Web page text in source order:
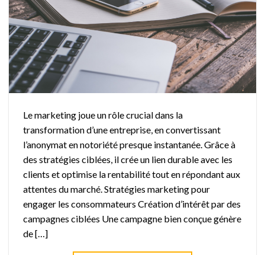
Le marketing joue un rôle crucial dans la
transformation d’une entreprise, en convertissant
l’anonymat en notoriété presque instantanée. Grâce à
des stratégies ciblées, il crée un lien durable avec les
clients et optimise la rentabilité tout en répondant aux
attentes du marché. Stratégies marketing pour
engager les consommateurs Création d’intérêt par des
campagnes ciblées Une campagne bien conçue génère
de […]